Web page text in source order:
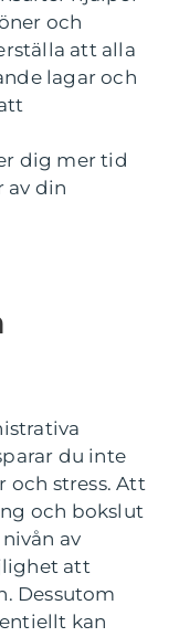
och
att alla
lagar och
dig mer tid
av din
du inte
och stress. Att
och bokslut
av
att
Dessutom
kan